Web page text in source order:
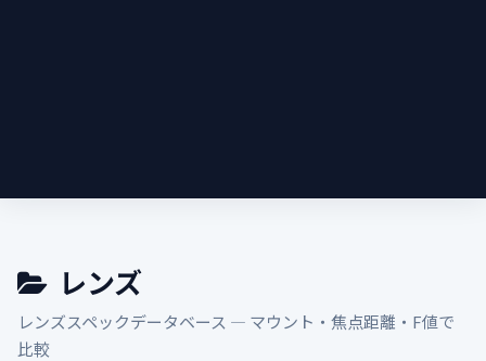
レンズ
レンズスペックデータベース — マウント・焦点距離・F値で
比較